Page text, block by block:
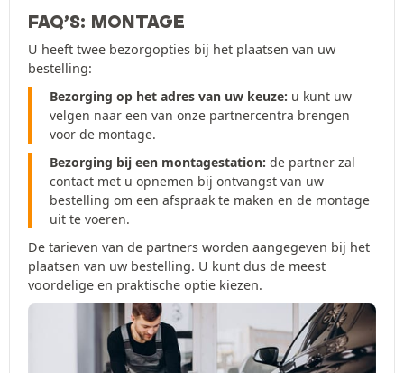
FAQ’S: MONTAGE
U heeft twee bezorgopties bij het plaatsen van uw
bestelling:
Bezorging op het adres van uw keuze: u kunt uw
velgen naar een van onze partnercentra brengen
voor de montage.
Bezorging bij een montagestation: de partner zal
contact met u opnemen bij ontvangst van uw
bestelling om een afspraak te maken en de montage
uit te voeren.
De tarieven van de partners worden aangegeven bij het
plaatsen van uw bestelling. U kunt dus de meest
voordelige en praktische optie kiezen.